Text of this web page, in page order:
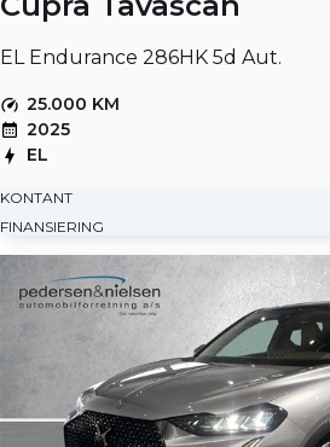
EL Endurance 286HK 5d Aut.
25.000 KM
2025
EL
KONTANT
FINANSIERING